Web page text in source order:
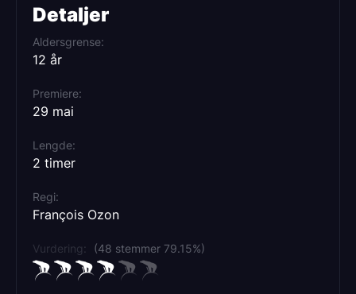
Detaljer
Aldersgrense
12 år
Premiere
29 mai
Lengde
2 timer
Regi
François Ozon
Vurdering: (48 stemmer 79.15%)
Resultatet er en fascinerende og
utfordrende film, som holder seg tett til
den eksistensielle kraften i Camus’ roman.
politiske og menneskelige lag, noe som
slående.